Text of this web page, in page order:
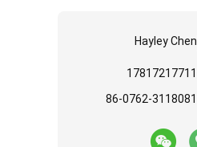
Hayley Chen
17817217711
86-0762-3118081